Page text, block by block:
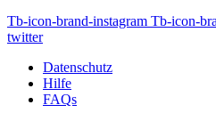
Tb-icon-brand-instagram Tb-icon-
twitter
Datenschutz
Hilfe
FAQs